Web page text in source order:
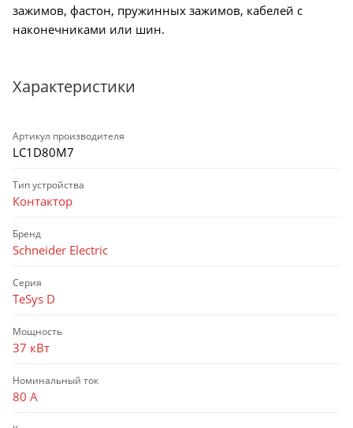
зажимов, фастон, пружинных зажимов, кабелей с
наконечниками или шин.
Характеристики
Артикул производителя
LC1D80M7
Тип устройства
Контактор
Бренд
Schneider Electric
Серия
TeSys D
Мощность
37 кВт
Номинальный ток
80 А